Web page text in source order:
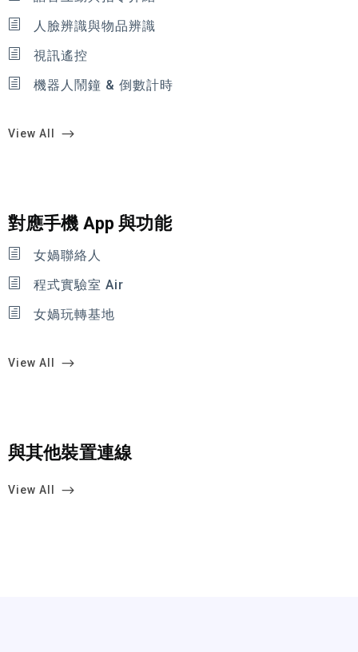
人臉辨識與物品辨識
視訊遙控
機器人鬧鐘 & 倒數計時
View All
對應手機 App 與功能
女媧聯絡人
程式實驗室 Air
女媧玩轉基地
View All
與其他裝置連線
View All